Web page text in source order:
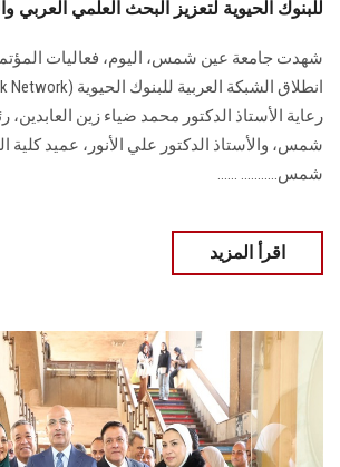
للبنوك الحيوية لتعزيز البحث العلمي العربي
شهدت جامعة عين شمس، اليوم، فعاليات
رعاية الأستاذ الدكتور محمد ضياء زين
شمس، والأستاذ الدكتور علي الأنور، عميد
شمس........... ......
اقرأ المزيد